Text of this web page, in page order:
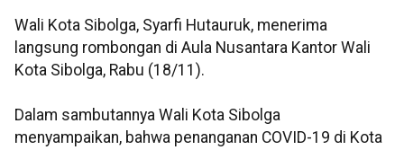
Wali Kota Sibolga, Syarfi Hutauruk, menerima
langsung rombongan di Aula Nusantara Kantor Wali
Kota Sibolga, Rabu (18/11).
Dalam sambutannya Wali Kota Sibolga
menyampaikan, bahwa penanganan COVID-19 di Kota